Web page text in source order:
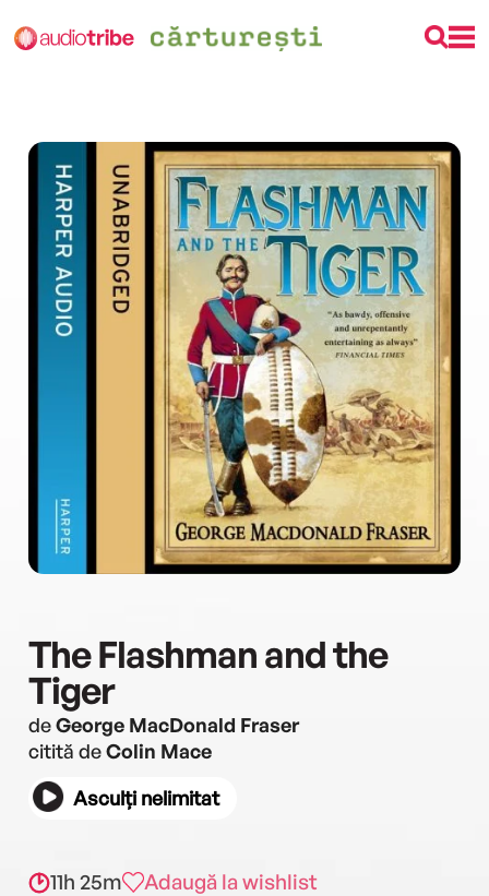
The Flashman and the
Tiger
deGeorge MacDonald Fraser
citită deColin Mace
Asculți nelimitat
11h 25m Adaugă la wishlist